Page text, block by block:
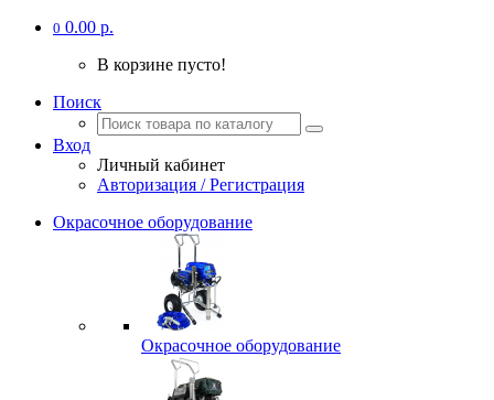
0 0.00 р.
В корзине пусто!
Поиск
Вход
Личный кабинет
Авторизация / Регистрация
Окрасочное оборудование
Окрасочное оборудование